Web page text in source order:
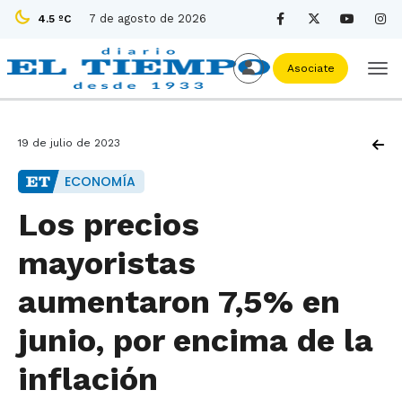
4.5 ºC 7 de agosto de 2026
Asociate
19 de julio de 2023
ECONOMÍA
Los precios
mayoristas
aumentaron 7,5% en
junio, por encima de la
inflación